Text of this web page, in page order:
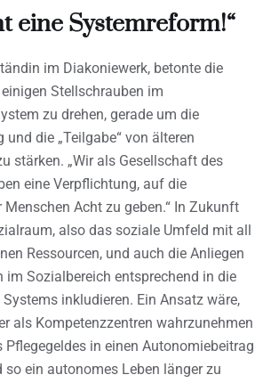
eine Systemreform!“
im Diakoniewerk, betonte die
Stellschrauben im
zu drehen, gerade um die
die „Teilgabe“ von älteren
stärken. „Wir als Gesellschaft des
eine Verpflichtung, auf die
Menschen Acht zu geben.“ In Zukunft
also das soziale Umfeld mit all
Ressourcen, und auch die Anliegen
im Sozialbereich entsprechend in die
inkludieren. Ein Ansatz wäre,
als Kompetenzzentren wahrzunehmen
Pflegegeldes in einen Autonomiebeitrag
ein autonomes Leben länger zu